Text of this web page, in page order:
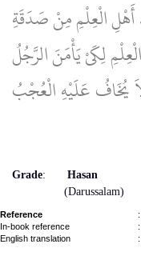
الْعِلْمِ مِنْ صَدَقَةِ
لِكَىْ يَأْمَنَ الرَّجُلُ
يُخَافُ عَلَيْهِ الْعُجْبُ
Grade:
Hasan
(Darussalam)
Reference :
In-book reference
English translation
: